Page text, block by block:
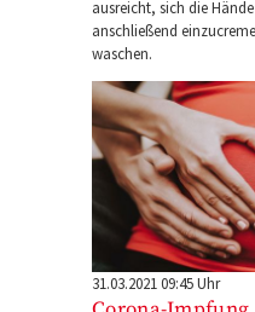
ausreicht, sich die
anschließend
waschen.
31.03.2021 09:45 Uhr